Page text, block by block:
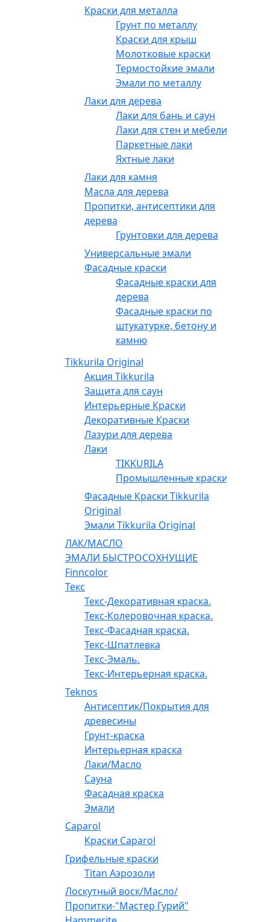
Краски для металла
Грунт по металлу
Краски для крыш
Молотковые краски
Термостойкие эмали
Эмали по металлу
Лаки для дерева
Лаки для бань и саун
Лаки для стен и мебели
Паркетные лаки
Яхтные лаки
Лаки для камня
Масла для дерева
Пропитки, антисептики для
дерева
Грунтовки для дерева
Универсальные эмали
Фасадные краски
Фасадные краски для
дерева
Фасадные краски по
штукатурке, бетону и
камню
Tikkurila Original
Акция Tikkurila
Защита для саун
Интерьерные Краски
Декоративные Краски
Лазури для дерева
Лаки
TIKKURILA
Промышленные краски
Фасадные Краски Tikkurila
Original
Эмали Tikkurila Original
ЛАК/МАСЛО
ЭМАЛИ БЫСТРОСОХНУЩИЕ
Finncolor
Текс
Текс-Декоративная краска.
Текс-Колеровочная краска.
Текс-Фасадная краска.
Текс-Шпатлевка
Текс-Эмаль.
Текс-Интерьерная краска.
Teknos
Антисептик/Покрытия для
древесины
Грунт-краска
Интерьерная краска
Лаки/Масло
Сауна
Фасадная краска
Эмали
Caparol
Краски Caparol
Грифельные краски
Titan Аэрозоли
Лоскутный воск/Масло/
Пропитки-"Мастер Гурий"